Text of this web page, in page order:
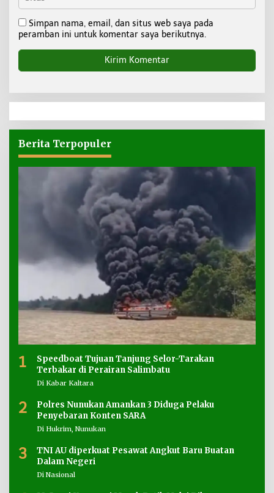
Simpan nama, email, dan situs web saya pada
peramban ini untuk komentar saya berikutnya.
Berita Terpopuler
1
Speedboat Tujuan Tanjung Selor-Tarakan
Terbakar di Perairan Salimbatu
Di Kabar Kaltara
2
Polres Nunukan Amankan 3 Diduga Pelaku
Penyebaran Konten SARA
Di Hukrim, Nunukan
3
TNI AU diperkuat Pesawat Angkut Baru Buatan
Dalam Negeri
Di Nasional